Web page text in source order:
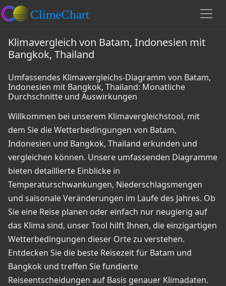
Klimavergleich von Batam, Indonesien mit
Bangkok, Thailand
Umfassendes Klimavergleichs-Diagramm von Batam,
Indonesien mit Bangkok, Thailand: Monatliche
Durchschnitte und Auswirkungen
Willkommen bei unserem Klimavergleichstool, mit
dem Sie die Wetterbedingungen von Batam,
Indonesien und Bangkok, Thailand erkunden und
vergleichen können. Unsere umfassenden Diagramme
bieten detaillierte Einblicke in
Temperaturschwankungen, Niederschlagsmengen
und saisonale Veränderungen im Laufe des Jahres. Ob
Sie eine Reise planen oder einfach nur neugierig auf
das Klima sind, unser Tool hilft Ihnen, die einzigartigen
Wetterbedingungen dieser Orte zu verstehen.
Entdecken Sie die beste Reisezeit für Batam und
Bangkok und treffen Sie fundierte
Reiseentscheidungen auf Basis genauer Klimadaten.